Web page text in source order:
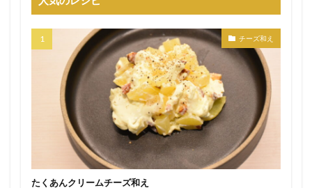
チーズ和え
たくあんクリームチーズ和え